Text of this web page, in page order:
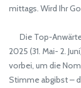
mittags. Wird Ihr
Die Top-
2025 (31. Mai- 2.
vorbei, um die
Stimme abgibst –